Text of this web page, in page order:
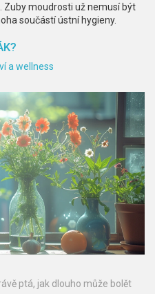
Zuby moudrosti už nemusí být
součástí ústní hygieny.
a wellness
ptá, jak dlouho může bolět